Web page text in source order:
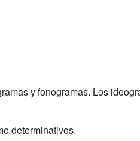
y fonogramas. Los
determinativos.